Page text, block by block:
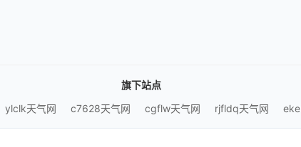
旗下站点
ylclk天气网 c7628天气网 cgflw天气网 rjfldq天气网